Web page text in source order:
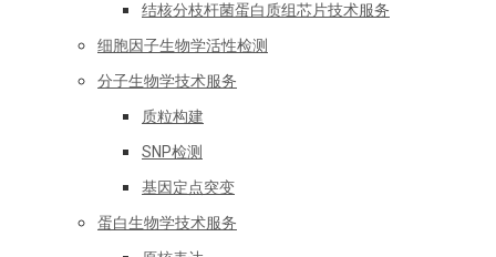
结核分枝杆菌蛋白质组芯片技术服务
细胞因子生物学活性检测
分子生物学技术服务
质粒构建
SNP检测
基因定点突变
蛋白生物学技术服务